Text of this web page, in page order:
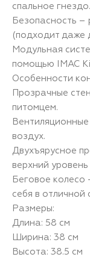
спальное гнездо.
Безопасность –
(подходит даже
Модульная
помощью IMAC
Особенности
Прозрачные
питомцем.
воздух.
Двухъярусное
верхний
Беговое колесо
себя в отличной
Размеры:
Длина: 58 см
Ширина: 38 см
Высота: 38.5 см